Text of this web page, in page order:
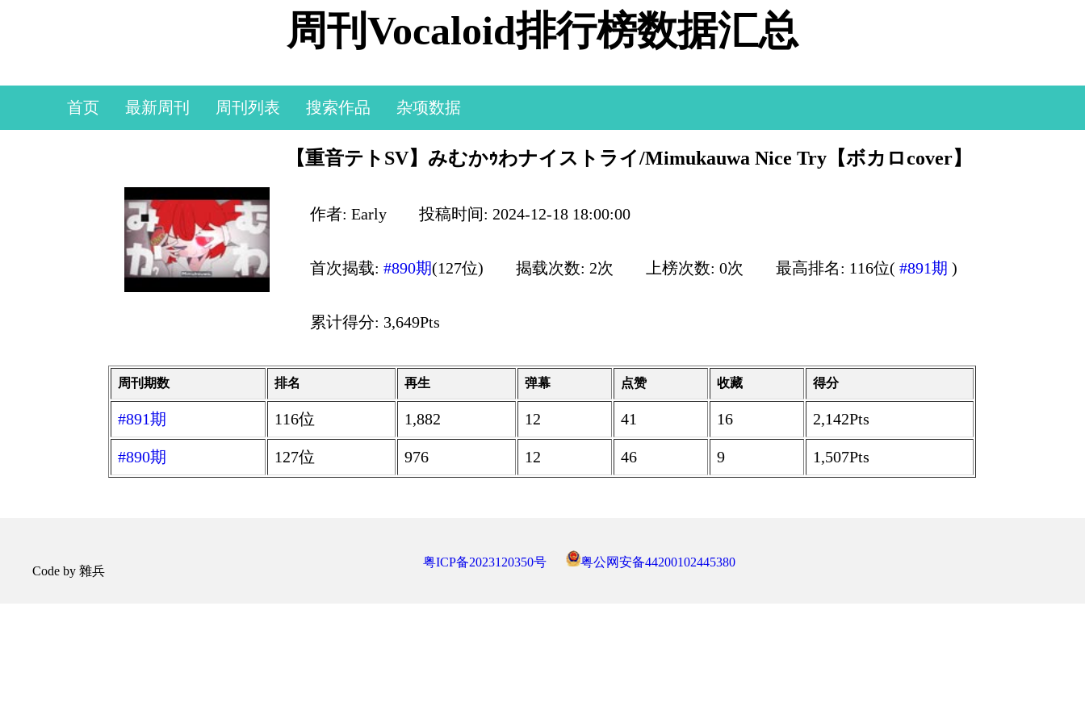
周刊Vocaloid排行榜数据汇总
首页 最新周刊 周刊列表 搜索作品 杂项数据
【重音テトSV】みむかｩわナイストライ/Mimukauwa Nice Try【ボカロcover】
作者: Early 投稿时间: 2024-12-18 18:00:00
首次揭载:#890期(127位) 揭载次数: 2次 上榜次数: 0次 最高排名: 116位(#891期 )
累计得分: 3,649Pts
周刊期数 排名 再生 弹幕 点赞 收藏 得分
#891期 116位 1,882 12 41 16 2,142Pts
#890期 127位 976 12 46 9 1,507Pts
Code by 雜兵
粤ICP备2023120350号 粤公网安备44200102445380